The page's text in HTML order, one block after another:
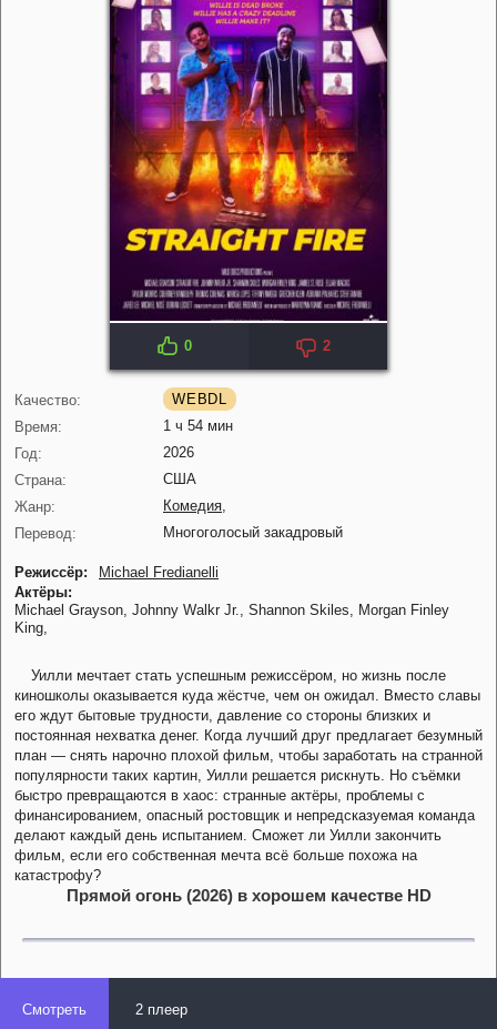
0 2
Качество:
WEBDL
Время:
1 ч 54 мин
Год:
2026
Страна:
США
Жанр:
Комедия
Перевод:
Многоголосый закадровый
Режиссёр:
Michael Fredianelli
Актёры:
Michael Grayson, Johnny Walkr Jr., Shannon Skiles,
Morgan Finley
King,
Уилли мечтает стать успешным режиссёром, но жизнь после
киношколы оказывается куда жёстче, чем он ожидал. Вместо славы
его ждут бытовые трудности, давление со стороны близких и
постоянная нехватка денег. Когда лучший друг предлагает безумный
план — снять нарочно плохой фильм, чтобы заработать на странной
популярности таких картин, Уилли решается рискнуть. Но съёмки
быстро превращаются в хаос: странные актёры, проблемы с
финансированием, опасный ростовщик и непредсказуемая команда
делают каждый день испытанием. Сможет ли Уилли закончить
фильм, если его собственная мечта всё больше похожа на
катастрофу?
Прямой огонь (2026) в хорошем качестве HD
Смотреть 2 плеер